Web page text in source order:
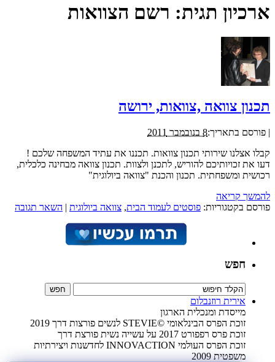
ארכיון תגית: רשם הצוואות
תכנון צוואה ,צוואות, ירושה
| פורסם בתאריך:8 בנובמבר 2011
קבלו אצלנו שירותי תכנון צוואות. תכננו את עתיד המשפחה שלכם !
דעו את זכויותיכם להוריש, לתכנן ולצוות. תכנון צוואה מבחינה כלכלית,
רכושית ומשפחתית. תכנון והכנת "צוואה ביולוגית"
להמשך קריאה
פורסם בקטגוריות: פוסטים לעמוד הבית, צוואה ביולוגית | השאר תגובה
חפש
אירית רוזנבלום
מייסדת ומנכלית הארגון
זוכת הפרס הבינלאומי ©STEVIE לנשים פורצות דרך 2019
זוכת פרס רפפורט 2017 על עשייה נשית פורצת דרך
זוכת הפרס העולמי INNOVACTION לחדשנות ויצירתיות
משפטית 2009